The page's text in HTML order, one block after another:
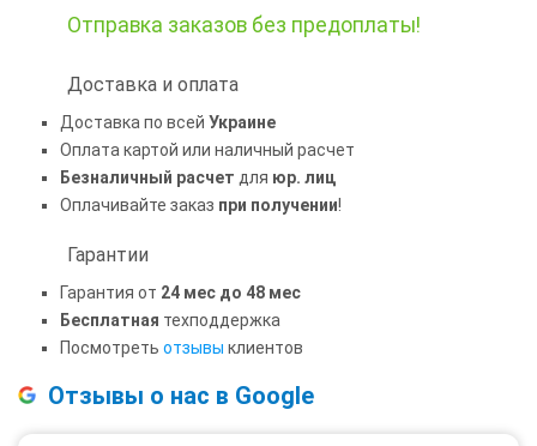
Отправка заказов без предоплаты!
Доставка и оплата
Доставка по всей Украине
Оплата картой или наличный расчет
Безналичный расчет для юр. лиц
Оплачивайте заказ при получении!
Гарантии
Гарантия от 24 мес до 48 мес
Бесплатная техподдержка
Посмотреть отзывы клиентов
Отзывы о нас в Google